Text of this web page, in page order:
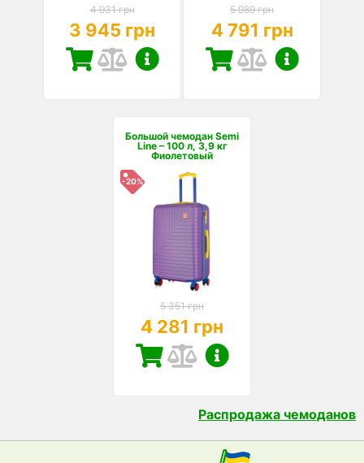
4 931 грн
3 945 грн
5 989 грн
4 791 грн
Большой чемодан Semi
Line – 100 л, 3,9 кг
Фиолетовый
-20%
5 351 грн
4 281 грн
Распродажа чемоданов